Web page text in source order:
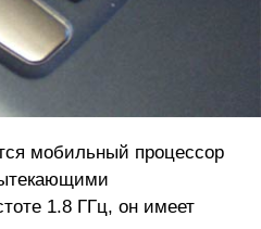
мобильный процессор
1.8 ГГц, он имеет